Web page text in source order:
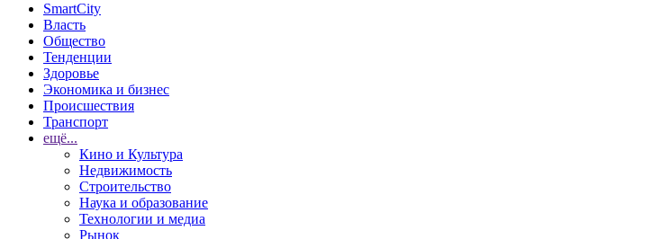
SmartCity
Власть
Общество
Тенденции
Здоровье
Экономика и бизнес
Происшествия
Транспорт
ещё...
Кино и Культура
Недвижимость
Строительство
Наука и образование
Технологии и медиа
Рынок